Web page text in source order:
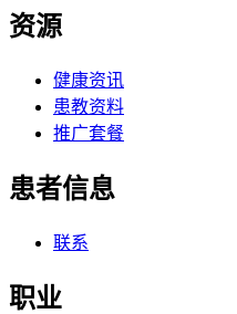
资源
健康资讯
患教资料
推广套餐
患者信息
联系
职业